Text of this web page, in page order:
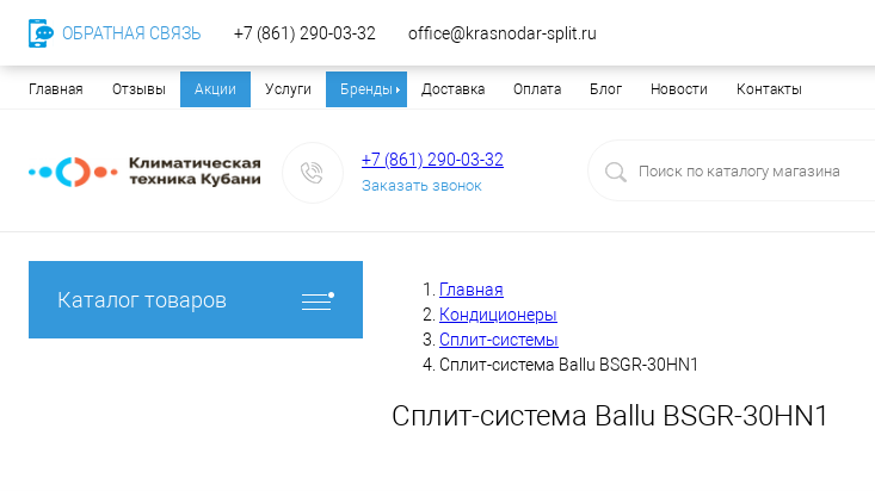
Главная Отзывы Акции Услуги Бренды Доставка Оплата Блог Новости Контакты
+7 (861) 290-03-32
Заказать звонок
Каталог товаров
Главная
Кондиционеры
Сплит-системы
Сплит-система Ballu BSGR-30HN1
Сплит-система Ballu BSGR-30HN1
ОБРАТНАЯ СВЯЗЬ +7 (861) 290-03-32 office@krasnodar-split.ru